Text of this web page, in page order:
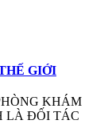
GIỚI
KHÁM
LÀ ĐỐI TÁC